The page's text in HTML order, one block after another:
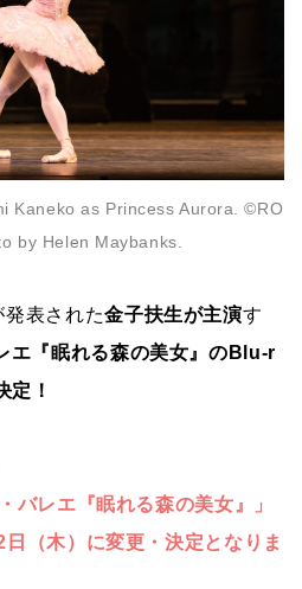
Kaneko as Princess Aurora. ©RO
by Helen Maybanks.
発表された金子扶生が主演す
エ『眠れる森の美女』のBlu-r
定！
バレエ『眠れる森の美女』」
（木）に変更・決定となりま